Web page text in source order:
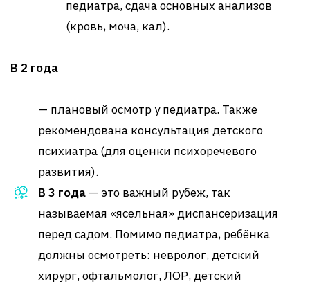
педиатра, сдача основных анализов
(кровь, моча, кал).
В 2 года
— плановый осмотр у педиатра. Также
рекомендована консультация детского
психиатра (для оценки психоречевого
развития).
В 3 года — это важный рубеж, так
называемая «ясельная» диспансеризация
перед садом. Помимо педиатра, ребёнка
должны осмотреть: невролог, детский
хирург, офтальмолог, ЛОР, детский